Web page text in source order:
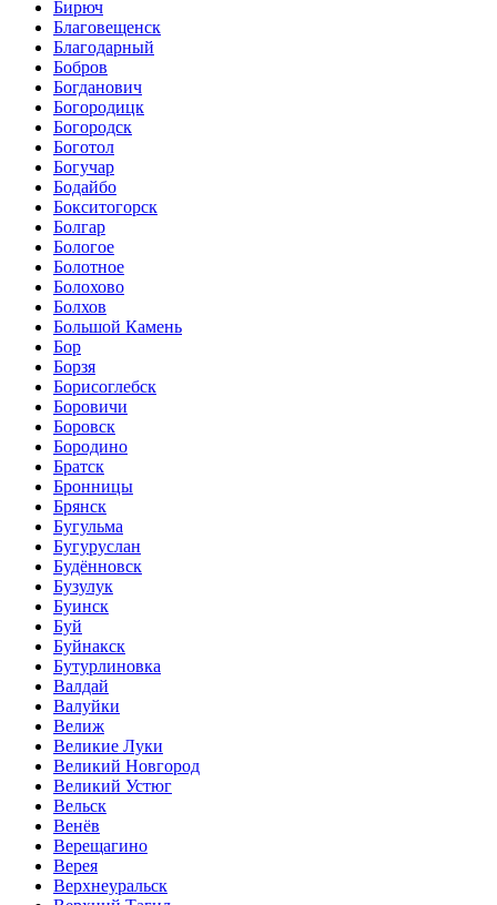
Бирюч
Благовещенск
Благодарный
Бобров
Богданович
Богородицк
Богородск
Боготол
Богучар
Бодайбо
Бокситогорск
Болгар
Бологое
Болотное
Болохово
Болхов
Большой Камень
Бор
Борзя
Борисоглебск
Боровичи
Боровск
Бородино
Братск
Бронницы
Брянск
Бугульма
Бугуруслан
Будённовск
Бузулук
Буинск
Буй
Буйнакск
Бутурлиновка
Валдай
Валуйки
Велиж
Великие Луки
Великий Новгород
Великий Устюг
Вельск
Венёв
Верещагино
Верея
Верхнеуральск